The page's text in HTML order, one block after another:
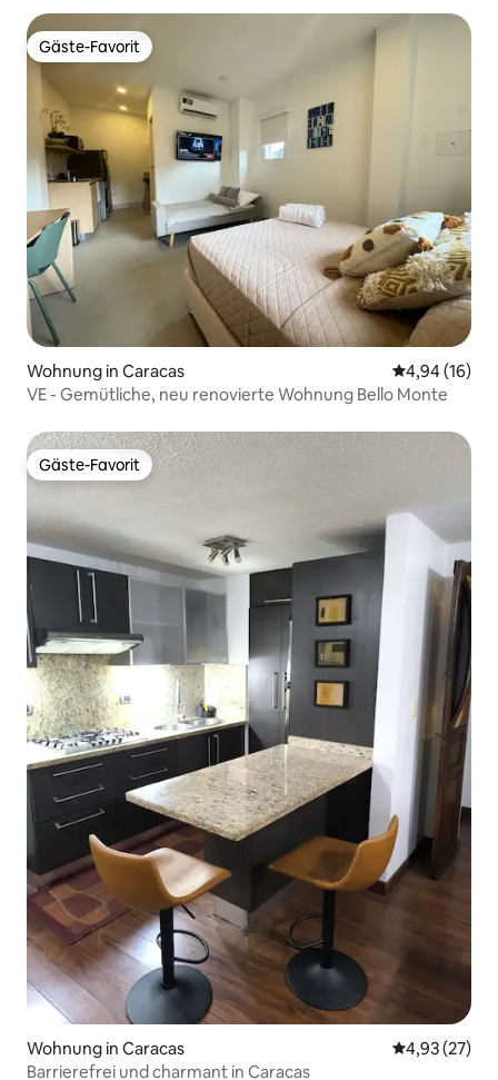
Gäste-Favorit
Gäste-Favorit
Wohnung in Caracas
4,94 (16)
VE - Gemütliche, neu renovierte Wohnung Bello Monte
Gäste-Favorit
Gäste-Favorit
Wohnung in Caracas
4,93 (27)
Barrierefrei und charmant in Caracas